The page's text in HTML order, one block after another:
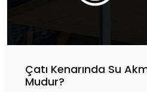
Çatı Kenarında Su
Mudur?